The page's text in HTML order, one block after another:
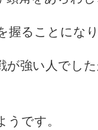
ることになり
強い人でし
です。